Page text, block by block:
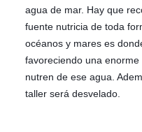
agua de mar. Hay que
fuente nutricia de toda
océanos y mares es
favoreciendo una
nutren de ese agua.
taller será desvelado.